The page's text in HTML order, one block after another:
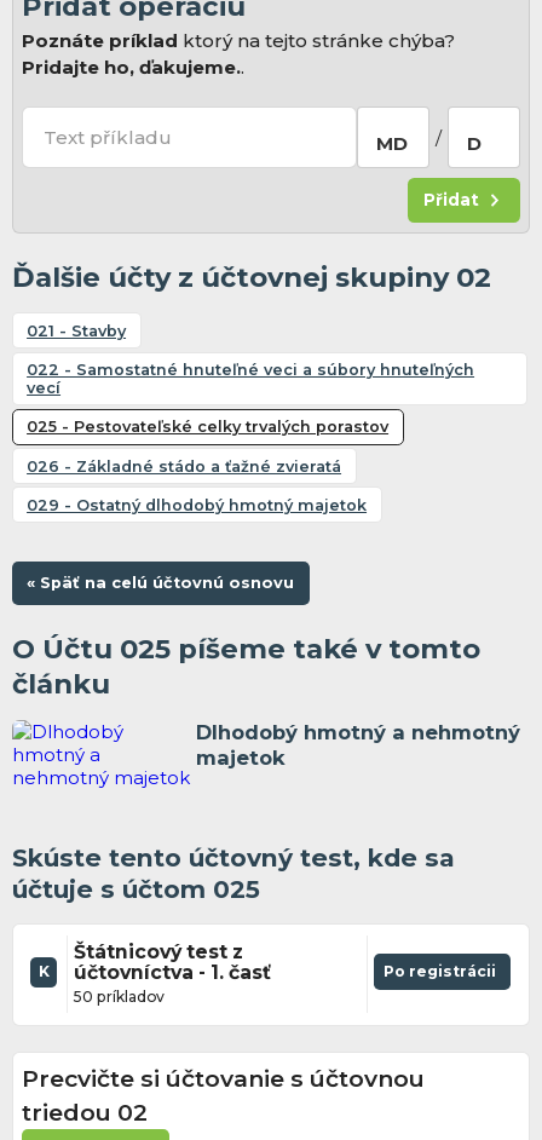
Poznáte príklad ktorý na tejto stránke chýba?
Pridajte ho, ďakujeme..
Text příkladu MD / D
Přidat
Ďalšie účty z účtovnej skupiny 02
021 - Stavby
022 - Samostatné hnuteľné veci a súbory hnuteľných
vecí
025 - Pestovateľské celky trvalých porastov
026 - Základné stádo a ťažné zvieratá
029 - Ostatný dlhodobý hmotný majetok
« Späť na celú účtovnú osnovu
O Účtu 025 píšeme také v tomto
článku
Dlhodobý hmotný a nehmotný
majetok
Skúste tento účtovný test, kde sa
účtuje s účtom 025
K
Štátnicový test z
účtovníctva - 1. časť
50 príkladov
Po registrácii
Precvičte si účtovanie s účtovnou
triedou 02